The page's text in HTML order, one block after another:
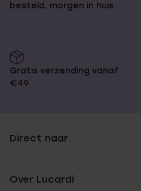
besteld, morgen in huis
Gratis verzending vanaf
€49
Direct naar
Over Lucardi